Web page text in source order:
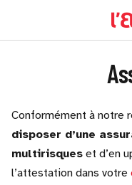
Conformément à notre
disposer d’une
multirisques et d’en
l’attestation dans votre